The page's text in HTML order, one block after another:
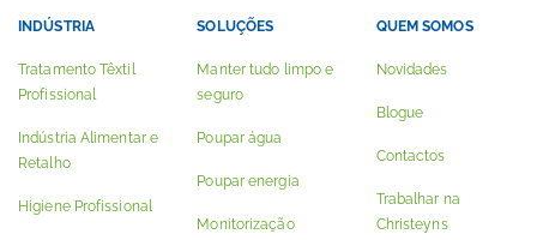
INDÚSTRIA
Tratamento Têxtil
Profissional
Indústria Alimentar e
Retalho
Higiene Profissional
SOLUÇÕES
Manter tudo limpo e
seguro
Poupar água
Poupar energia
Monitorização
QUEM SOMOS
Novidades
Blogue
Contactos
Trabalhar na
Christeyns